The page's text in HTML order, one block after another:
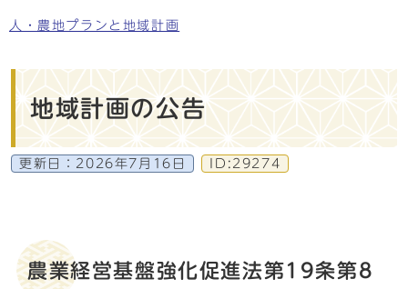
人・農地プランと地域計画
地域計画の公告
更新日： 2026年7月16日 ID:29274
農業経営基盤強化促進法第19条第8